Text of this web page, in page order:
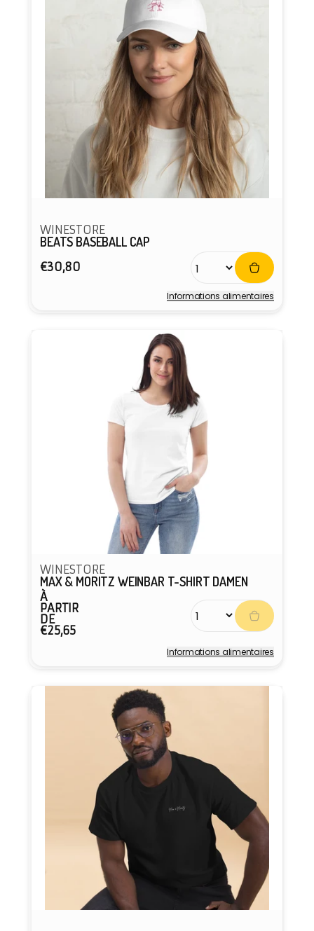
WINESTORE
BEATS BASEBALL CAP
Prix
€30,80
Informations alimentaires
WINESTORE
MAX & MORITZ WEINBAR T-SHIRT DAMEN
Prix
habituel
À
PARTIR
DE
€25,65
Informations alimentaires